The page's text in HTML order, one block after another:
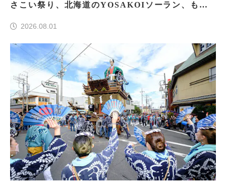
さこい祭り、北海道のYOSAKOIソーラン、もう
2026.08.01